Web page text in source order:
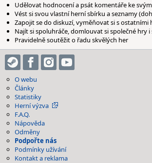
Udělovat hodnocení a psát komentáře ke
Vést si svou vlastní herní sbírku a seznamy
Zapojit se do diskuzí, vyměňovat si s ostatními
Najít si spoluhráče, domlouvat si společné hry i
Pravidelně soutěžit o řadu skvělých her
O webu
Články
Statistiky
Herní výzva
F.A.Q.
Nápověda
Odměny
Podpořte nás
Podmínky užívání
Kontakt a reklama